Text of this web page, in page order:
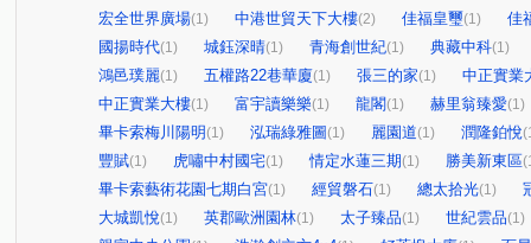
宏全世界廣場(1) 中港世貿天下大樓(2) 佳福皇璽(1)
佳
國揚時代(1) 城鈺深晴(1) 青海創世紀(1) 典藏中科(1)
鴻邑璞麗(1) 五權路22巷華廈(1) 張三的家(1)
中正實業
中正實業大樓(1) 富宇讀樂樂(1) 龍閣(1) 赫里翁臻愛(1)
畢卡索梅川陽明 (1) 泓瑞綠雅圖 (1) 麗園道(1) 潤隆鉑悅
豐賦(1) 虎嘯中村國宅(1) 情定水蓮三期(1) 勝美新東區
畢卡索藝術花園七期白宮(1) 經貿磐石(1) 總太拾光(1)
大城凱悅(1) 英郡歐洲園林(1) 太子臻品(1) 世紀雲品(1)